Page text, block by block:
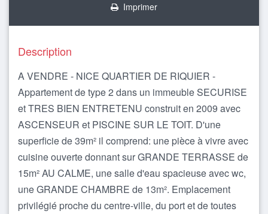
Imprimer
Description
A VENDRE - NICE QUARTIER DE RIQUIER -
Appartement de type 2 dans un immeuble SECURISE
et TRES BIEN ENTRETENU construit en 2009 avec
ASCENSEUR et PISCINE SUR LE TOIT. D'une
superficie de 39m² il comprend: une pièce à vivre avec
cuisine ouverte donnant sur GRANDE TERRASSE de
15m² AU CALME, une salle d'eau spacieuse avec wc,
une GRANDE CHAMBRE de 13m². Emplacement
privilégié proche du centre-ville, du port et de toutes